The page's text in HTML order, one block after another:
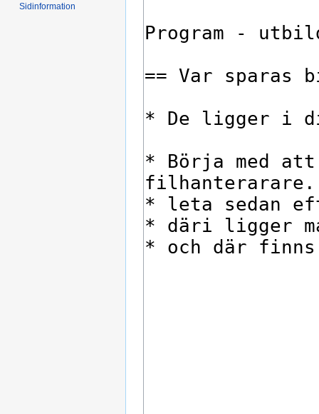
Sidinformation